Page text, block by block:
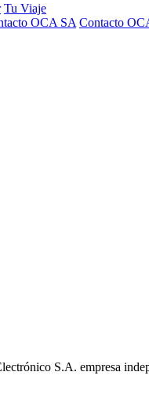
Tu Viaje
OCA SA Contacto
S.A. empresa